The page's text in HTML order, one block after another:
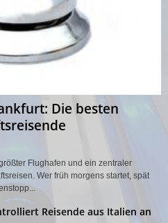
Die besten
Flughafen und ein zentraler
Wer früh morgens startet, spät
Reisende aus Italien an